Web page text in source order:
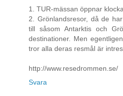
1. TUR-mässan öppnar
2. Grönlandsresor, då de
till såsom Antarktis och
destinationer. Men
tror alla deras resmål är
http://www.resedrommen.se/
Svara